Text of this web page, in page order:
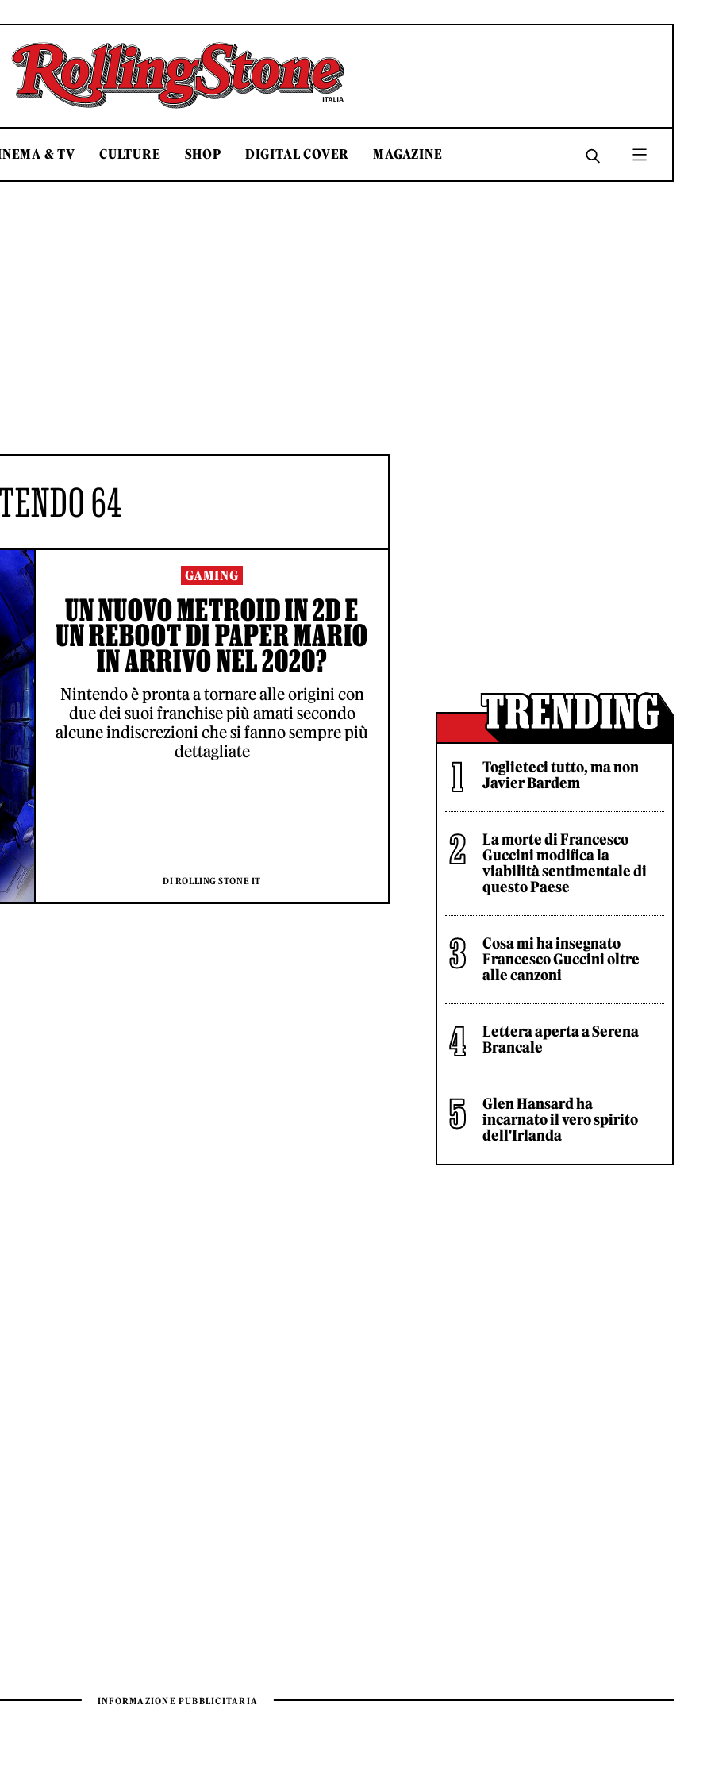
Rolling Stone Italia
& TV CULTURE SHOP DIGITAL COVER MAGAZINE
64
GAMING
UN NUOVO METROID IN 2D E
UN REBOOT DI PAPER MARIO
IN ARRIVO NEL 2020?
Nintendo è pronta a tornare alle origini con
due dei suoi franchise più amati secondo
alcune indiscrezioni che si fanno sempre più
dettagliate
DI ROLLING STONE IT
Toglieteci tutto, ma non
Javier Bardem
La morte di Francesco
Guccini modifica la
viabilità sentimentale di
questo Paese
Cosa mi ha insegnato
Francesco Guccini oltre
alle canzoni
Lettera aperta a Serena
Brancale
Glen Hansard ha
incarnato il vero spirito
dell'Irlanda